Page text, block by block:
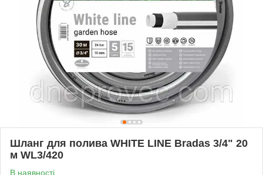
Шланг для полива WHITE LINE Bradas 3/4" 20
м WL3/420
В наявності